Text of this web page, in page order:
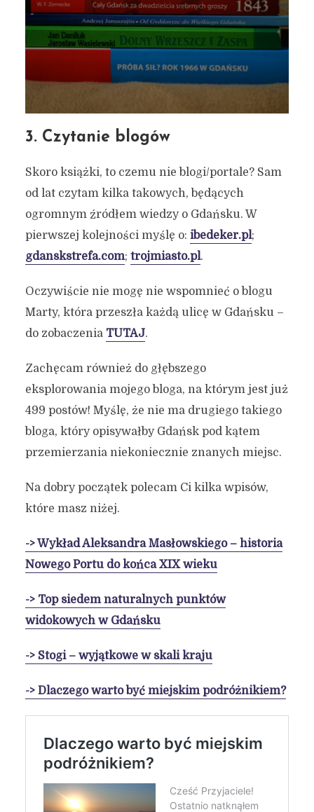
3. Czytanie blogów
Skoro książki, to czemu nie blogi/portale? Sam
od lat czytam kilka takowych, będących
ogromnym źródłem wiedzy o Gdańsku. W
pierwszej kolejności myślę o: ibedeker.pl;
gdanskstrefa.com; trojmiasto.pl.
Oczywiście nie mogę nie wspomnieć o blogu
Marty, która przeszła każdą ulicę w Gdańsku –
do zobaczenia TUTAJ.
Zachęcam również do głębszego
eksplorowania mojego bloga, na którym jest już
499 postów! Myślę, że nie ma drugiego takiego
bloga, który opisywałby Gdańsk pod kątem
przemierzania niekoniecznie znanych miejsc.
Na dobry początek polecam Ci kilka wpisów,
które masz niżej.
-> Wykład Aleksandra Masłowskiego – historia
Nowego Portu do końca XIX wieku
-> Top siedem naturalnych punktów
widokowych w Gdańsku
-> Stogi – wyjątkowe w skali kraju
-> Dlaczego warto być miejskim podróżnikiem?